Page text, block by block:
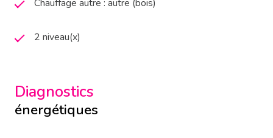
Chauffage autre : autre (bois)
2 niveau(x)
Diagnostics
énergétiques